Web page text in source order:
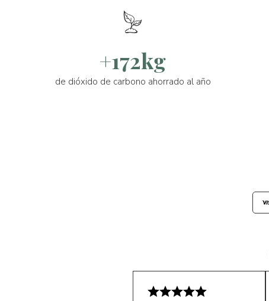
+172kg
de dióxido de carbono ahorrado al año